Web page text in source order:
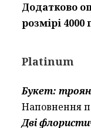
Додатково
розмірі 4000
Platinum
Букет:
Наповнення
Дві